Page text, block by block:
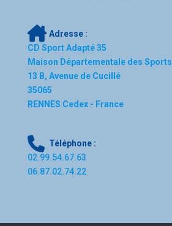
Adresse :
CD Sport Adapté 35
Maison Départementale des Sports
13 B, Avenue de Cucillé
35065
RENNES Cedex - France
Téléphone :
02.99.54.67.63
06.87.02.74.22